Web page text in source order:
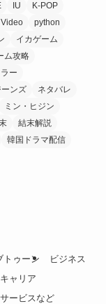
IU
K-POP
python
イカゲーム
ム攻略
ー
ンズ
ネタバレ
ミン・ヒジン
結末解説
韓国ドラマ配信
トゥーン
ビジネス
ャリア
ービスなど